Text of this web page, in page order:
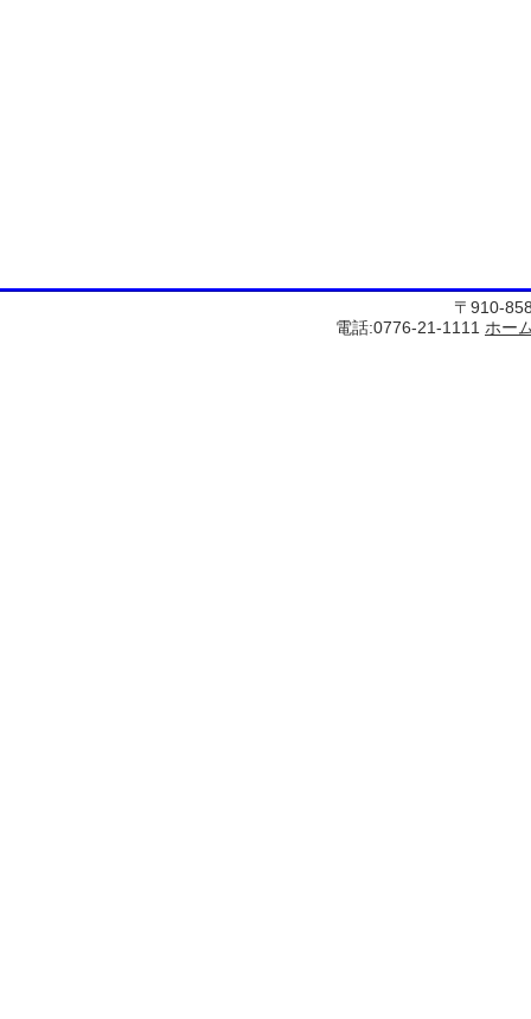
〒910-
電話:0776-21-1111 ホー